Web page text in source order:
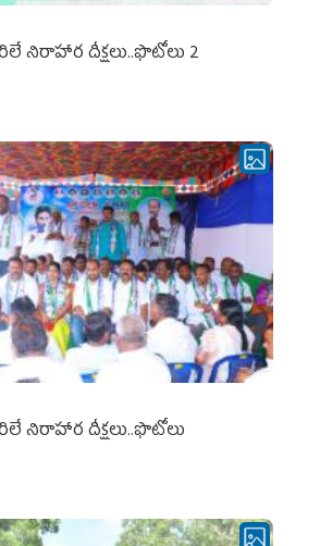
నిరాహార దీక్షలు..ఫొటోలు 2
నిరాహార దీక్షలు..ఫొటోలు